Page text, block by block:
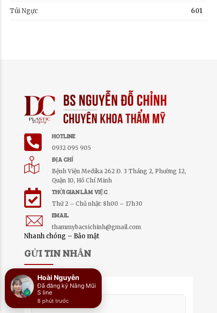
Túi Ngực 601
HOTLINE
0932 095 905
ĐỊA CHỈ
Bệnh Viện Medika 262 Đ. 3 Tháng 2, Phường 12,
Quận 10, Hồ Chí Minh
THỜI GIAN LÀM VIỆC
Thứ 2 – Chủ nhật: 8h00 – 17h30
EMAIL
thammybacsichinh@gmail.com
Nhanh chóng – Bảo mật
GỬI TIN NHẮN
Họ Tên:
Hoài Nguyễn
Đã đăng ký Nâng Mũi
S line
8 phút trước